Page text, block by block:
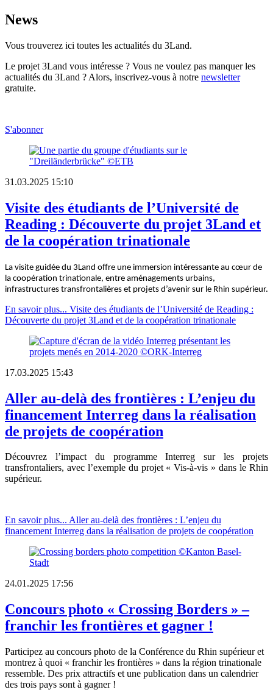
News
Vous trouverez ici toutes les actualités du 3Land.
Le projet 3Land vous intéresse ? Vous ne voulez pas manquer les
actualités du 3Land ? Alors, inscrivez-vous à notre newsletter
gratuite.
S'abonner
31.03.2025 15:10
Visite des étudiants de l’Université de
Reading : Découverte du projet 3Land et
de la coopération trinationale
La visite guidée du 3Land offre une immersion intéressante au cœur de
la coopération trinationale, entre aménagements urbains,
infrastructures transfrontalières et projets d’avenir sur le Rhin supérieur.
En savoir plus... Visite des étudiants de l’Université de Reading :
Découverte du projet 3Land et de la coopération trinationale
17.03.2025 15:43
Aller au-delà des frontières : L’enjeu du
financement Interreg dans la réalisation
de projets de coopération
Découvrez l’impact du programme Interreg sur les projets
transfrontaliers, avec l’exemple du projet « Vis-à-vis » dans le Rhin
supérieur.
En savoir plus... Aller au-delà des frontières : L’enjeu du
financement Interreg dans la réalisation de projets de coopération
24.01.2025 17:56
Concours photo « Crossing Borders » –
franchir les frontières et gagner !
Participez au concours photo de la Conférence du Rhin supérieur et
montrez à quoi « franchir les frontières » dans la région trinationale
ressemble. Des prix attractifs et une publication dans un calendrier
des trois pays sont à gagner !